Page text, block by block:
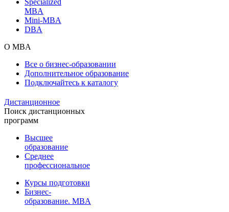
MBA
Mini-MBA
DBA
О MBA
Все о бизнес-образовании
Дополнительное образование
Подключайтесь к каталогу
Дистанционное
Поиск дистанционных
программ
Высшее
образование
Среднее
профессиональное
Курсы подготовки
Бизнес-
образование. MBA